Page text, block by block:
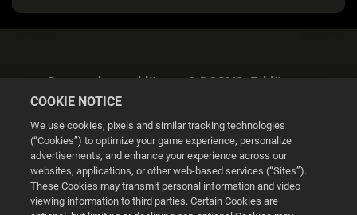
Datenschutzerklärung & DSGVO-Erklärung
Cookie Settings
COOKIE NOTICE
We use cookies, pixels and similar tracking technologies
(“Cookies”) to optimize your game experience, personalize
advertisements, and enhance your experience across our
websites, applications, or other web-based services (“Sites”).
These Cookies may transmit personal information and video
viewing information to third parties. Certain Cookies are